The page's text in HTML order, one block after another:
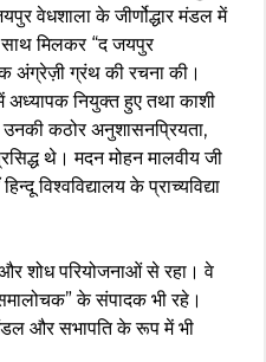
वेधशाला के जीर्णोद्धार मंडल में
मिलकर “द जयपुर
अंग्रेज़ी ग्रंथ की रचना की।
नियुक्त हुए तथा काशी
उनकी कठोर अनुशासनप्रियता,
थे। मदन मोहन मालवीय जी
विश्वविद्यालय के प्राच्यविद्या
शोध परियोजनाओं से रहा। वे
के संपादक भी रहे।
और सभापति के रूप में भी